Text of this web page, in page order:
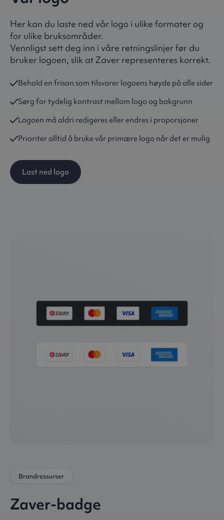
Her kan du laste ned vår logo i ulike formater og
for ulike bruksområder.
Vennligst sett deg inn i våre retningslinjer før du
bruker logoen, slik at Zaver representeres korrekt.
Behold en frison som tilsvarer logoens høyde på alle sider
Sørg for tydelig kontrast mellom logo og bakgrunn
Logoen må aldri redigeres eller endres i proporsjoner
Prioriter alltid å bruke vår primære logo når det er mulig
Last ned logo
Brandressurser
Zaver-badge